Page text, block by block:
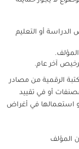
أو التعليم
آخر عام.
الرقمية من مصادر
أو في تقييد
استعمالها في أغراض